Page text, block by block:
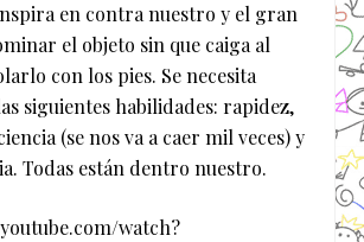
en contra nuestro y el gran
el objeto sin que caiga al
con los pies. Se necesita
siguientes habilidades: rapidez,
(se nos va a caer mil veces) y
Todas están dentro nuestro.
watch?